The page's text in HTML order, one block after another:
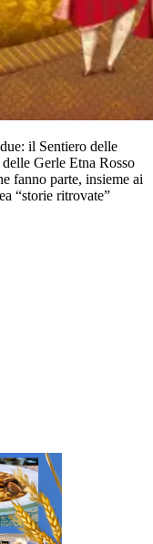
il Sentiero delle
Gerle Etna Rosso
fanno parte, insieme ai
“storie ritrovate”